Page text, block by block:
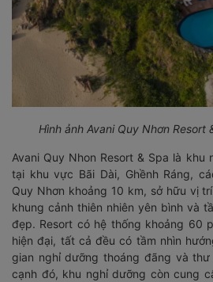
Hình ảnh Avani Quy Nhơn Resort
Avani Quy Nhon Resort & Spa là khu
tại khu vực Bãi Dài, Ghềnh Ráng,
Quy Nhơn khoảng 10 km, sở hữu vị
khung cảnh thiên nhiên yên bình và
đẹp. Resort có hệ thống khoảng 60
hiện đại, tất cả đều có tầm nhìn
gian nghỉ dưỡng thoáng đãng và
cạnh đó, khu nghỉ dưỡng còn cung